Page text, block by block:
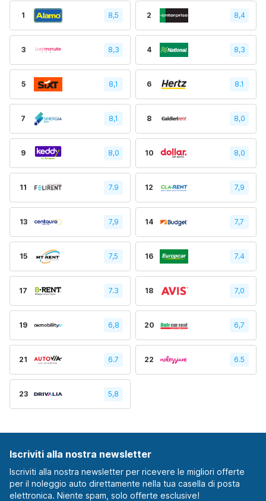
1 8,5 2 8,4
3 8,3 4 8,3
5 8,1 6 8.1
7 8,1 8 8,0
9 8,0 10 8,0
11 7.9 12 7,9
13 7,9 14 7,7
15 7,5 16 7.4
17 7.3 18 7,0
19 6,8 20 6,7
21 6.7 22 6.5
23 5,8
Iscriviti alla nostra newsletter
Iscriviti alla nostra newsletter per ricevere le migliori offerte
per il noleggio auto direttamente nella tua casella di posta
elettronica. Niente spam, solo offerte esclusive!